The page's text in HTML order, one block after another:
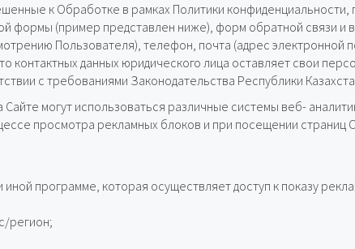
к Обработке в рамках Политики
формы (пример представлен ниже), форм обратной связи и
Пользователя), телефон, почта (адрес электронной
контактных данных юридического лица оставляет свои
с требованиями Законодательства Республики
могут использоваться различные системы веб-
просмотра рекламных блоков и при посещении страниц
программе, которая осуществляет доступ к показу
регион;